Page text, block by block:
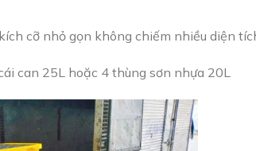
cỡ nhỏ gọn không chiếm nhiều diện
can 25L hoặc 4 thùng sơn nhựa 20L